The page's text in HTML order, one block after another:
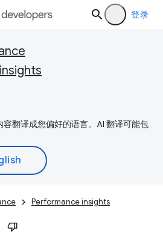
登录
翻译成您偏好的语言。AI 翻译可能包
Performance insights